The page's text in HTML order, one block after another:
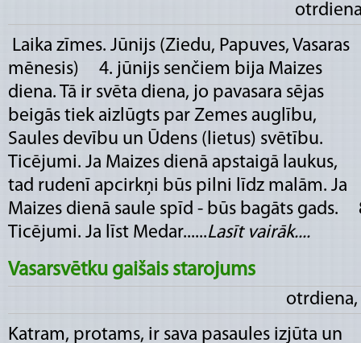
Laika zīmes. Jūnijs (Ziedu, Papuves, Vasaras
mēnesis) 4. jūnijs senčiem bija Maizes
diena. Tā ir svēta diena, jo pavasara sējas
beigās tiek aizlūgts par Zemes auglību,
Saules devību un Ūdens (lietus) svētību.
Ticējumi. Ja Maizes dienā apstaigā laukus,
tad rudenī apcirkņi būs pilni līdz malām. Ja
Maizes dienā saule spīd - būs bagāts gads.
Ticējumi. Ja līst Medar......Lasīt vairāk....
Vasarsvētku gaišais starojums
Katram, protams, ir sava pasaules izjūta un